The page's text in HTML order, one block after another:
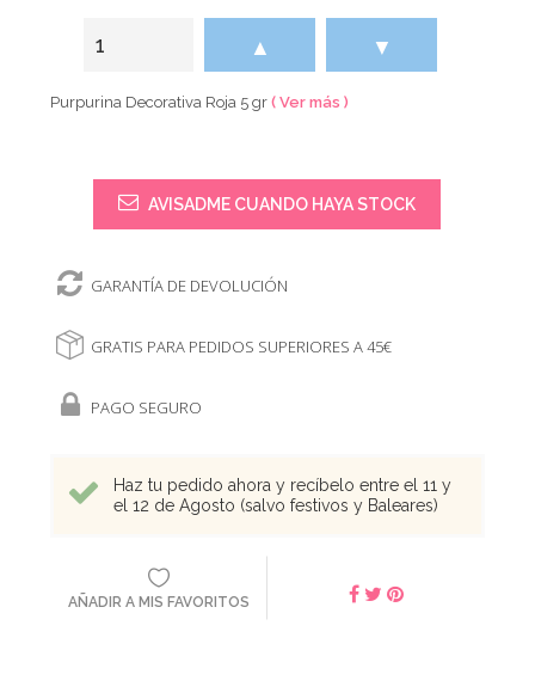
▲ ▼
Purpurina Decorativa Roja 5 gr( Ver más )
AVISADME CUANDO HAYA STOCK
GARANTÍA DE DEVOLUCIÓN
GRATIS PARA PEDIDOS SUPERIORES A 45€
PAGO SEGURO
Haz tu pedido ahora y recíbelo entre el 11 y
el 12 de Agosto (salvo festivos y Baleares)
AÑADIR A MIS FAVORITOS